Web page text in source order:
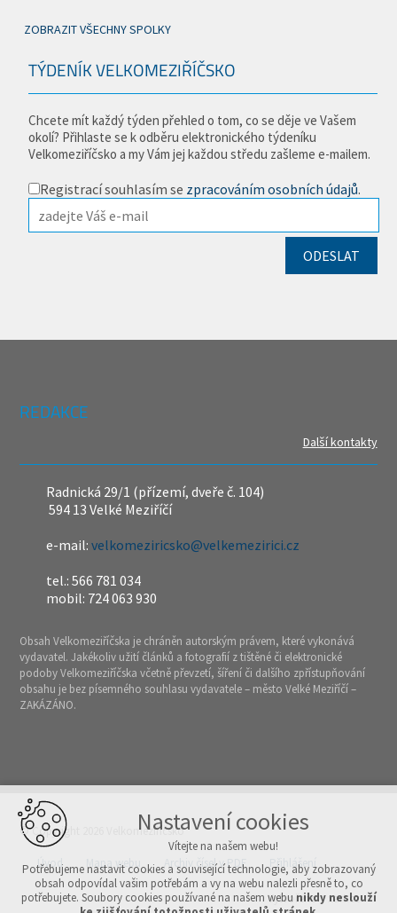
ZOBRAZIT VŠECHNY SPOLKY
TÝDENÍK VELKOMEZIŘÍČSKO
Chcete mít každý týden přehled o tom, co se děje ve Vašem
okolí? Přihlaste se k odběru elektronického týdeníku
Velkomeziříčsko a my Vám jej každou středu zašleme e-mailem.
Registrací souhlasím se zpracováním osobních údajů.
REDAKCE
Další kontakty
Radnická 29/1 (přízemí, dveře č. 104)
594 13 Velké Meziříčí
e-mail:velkomeziricsko@velkemezirici.cz
tel.: 566 781 034
mobil: 724 063 930
Obsah Velkomeziříčska je chráněn autorským právem, které vykonává
vydavatel. Jakékoliv užití článků a fotografií z tištěné či elektronické
podoby Velkomeziříčska včetně převzetí, šíření či dalšího zpřístupňování
obsahu je bez písemného souhlasu vydavatele – město Velké Meziříčí –
ZAKÁZÁNO.
© Copyright 2026 Velkomeziříčsko
Úvod Mapa webu Archiv čísel v PDF Přihlášení
Vytvořeno v xart.cz
Nastavení cookies
Vítejte na našem webu!
Potřebujeme nastavit cookies a související technologie, aby zobrazovaný
obsah odpovídal vašim potřebám a vy na webu nalezli přesně to, co
potřebujete. Soubory cookies používané na našem webu nikdy neslouží